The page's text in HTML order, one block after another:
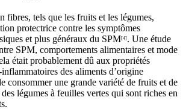
fibres, tels que les fruits et les légumes,
protectrice contre les symptômes
et plus généraux du SPM[4] . Une étude
SPM, comportements alimentaires et mode
était probablement dû aux propriétés
des aliments d’origine
consommer une grande variété de fruits et de
légumes à feuilles vertes qui sont riches en